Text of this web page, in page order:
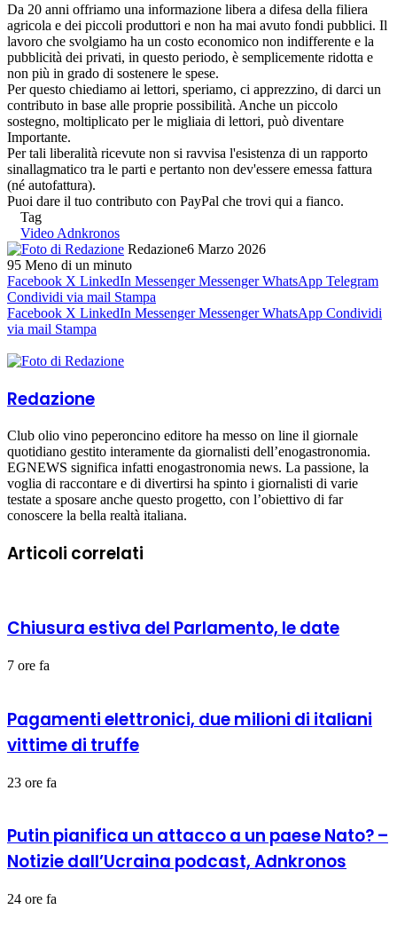
Da 20 anni offriamo una informazione libera a difesa della filiera
agricola e dei piccoli produttori e non ha mai avuto fondi pubblici. Il
lavoro che svolgiamo ha un costo economico non indifferente e la
pubblicità dei privati, in questo periodo, è semplicemente ridotta e
non più in grado di sostenere le spese.
Per questo chiediamo ai lettori, speriamo, ci apprezzino, di darci un
contributo in base alle proprie possibilità. Anche un piccolo
sostegno, moltiplicato per le migliaia di lettori, può diventare
Importante.
Per tali liberalità ricevute non si ravvisa l'esistenza di un rapporto
sinallagmatico tra le parti e pertanto non dev'essere emessa fattura
(né autofattura).
Puoi dare il tuo contributo con PayPal che trovi qui a fianco.
Tag
Video Adnkronos
Redazione6 Marzo 2026
95 Meno di un minuto
Facebook X LinkedIn Messenger Messenger WhatsApp Telegram
Condividi via mail Stampa
Facebook X LinkedIn Messenger Messenger WhatsApp Condividi
via mail Stampa
Redazione
Club olio vino peperoncino editore ha messo on line il giornale
quotidiano gestito interamente da giornalisti dell’enogastronomia.
EGNEWS significa infatti enogastronomia news. La passione, la
voglia di raccontare e di divertirsi ha spinto i giornalisti di varie
testate a sposare anche questo progetto, con l’obiettivo di far
conoscere la bella realtà italiana.
Articoli correlati
Chiusura estiva del Parlamento, le date
7 ore fa
Pagamenti elettronici, due milioni di italiani
vittime di truffe
23 ore fa
Putin pianifica un attacco a un paese Nato? –
Notizie dall’Ucraina podcast, Adnkronos
24 ore fa